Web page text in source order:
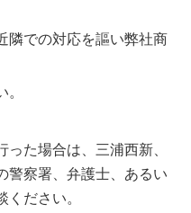
隣での対応を謳い弊社商
た場合は、三浦西新、
警察署、弁護士、あるい
ださい。